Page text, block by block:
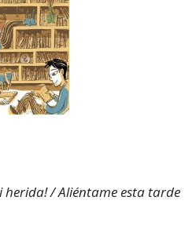
herida! / Aliéntame esta tarde